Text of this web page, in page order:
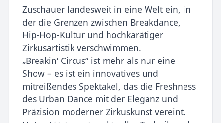
Zuschauer landesweit in eine Welt ein, in
der die Grenzen zwischen Breakdance,
Hip-Hop-Kultur und hochkarätiger
Zirkusartistik verschwimmen.
„Breakin‘ Circus“ ist mehr als nur eine
Show – es ist ein innovatives und
mitreißendes Spektakel, das die Freshness
des Urban Dance mit der Eleganz und
Präzision moderner Zirkuskunst vereint.